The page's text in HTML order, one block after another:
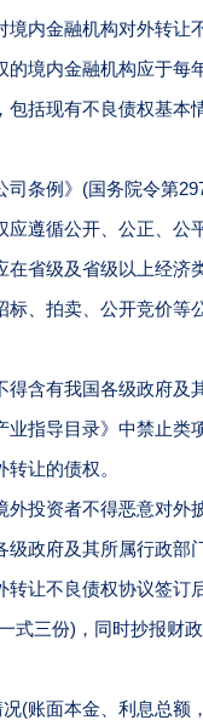
内金融机构对外转让
境内金融机构应于每
包括现有不良债权基本
条例》 (国务院令第
应遵循公开、公正、公
在省级及省级以上经济
标、拍卖、公开竞价等
含有我国各级政府及
业指导目录》中禁止类
让的债权。
投资者不得恶意对外
政府及其所属行政部
让不良债权协议签订
式三份)，同时抄报财
(账面本金、利息总额